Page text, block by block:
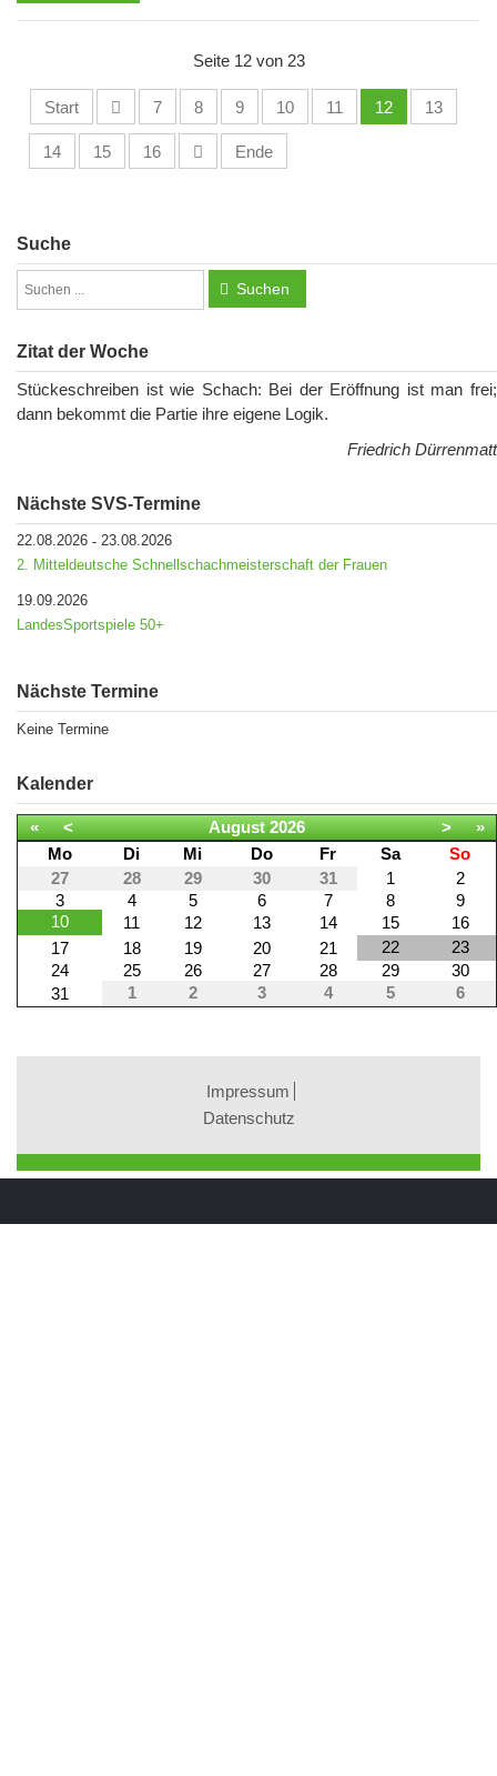
Seite 12 von 23
Start 7 8 9 10 11 12 13
14 15 16 Ende
Suche
Suchen
Zitat der Woche
Stückeschreiben ist wie Schach: Bei der Eröffnung ist man frei;
dann bekommt die Partie ihre eigene Logik.
Friedrich Dürrenmatt
Nächste SVS-Termine
22.08.2026 - 23.08.2026
2. Mitteldeutsche Schnellschachmeisterschaft der Frauen
19.09.2026
LandesSportspiele 50+
Nächste Termine
Keine Termine
Kalender
« < August 2026 >
»
Mo
Di Mi Do Fr Sa
So
27
28 29 30 31 1
2
3
4 5 6 7 8
9
10
11 12 13 14 15
16
17
18 19 20 21 22
23
24
25 26 27 28 29
30
31
1 2 3 4 5 6
Impressum
Datenschutz